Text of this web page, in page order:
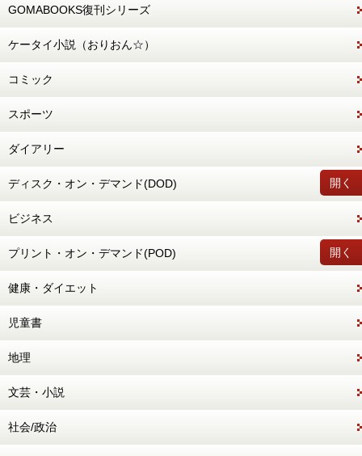
GOMABOOKS復刊シリーズ
ケータイ小説（おりおん☆）
コミック
スポーツ
ダイアリー
開く
ディスク・オン・デマンド(DOD)
ビジネス
開く
プリント・オン・デマンド(POD)
健康・ダイエット
児童書
地理
文芸・小説
社会/政治